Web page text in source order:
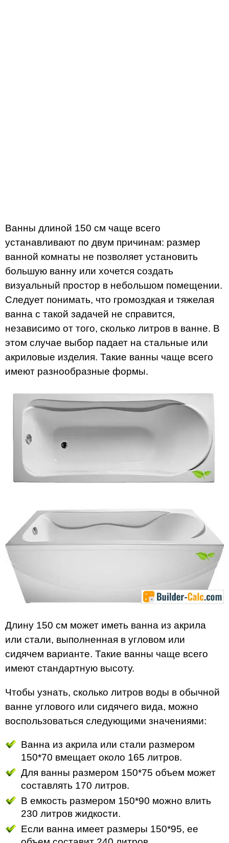
Ванны длиной 150 см чаще всего
устанавливают по двум причинам: размер
ванной комнаты не позволяет установить
большую ванну или хочется создать
визуальный простор в небольшом помещении.
Следует понимать, что громоздкая и тяжелая
ванна с такой задачей не справится,
независимо от того, сколько литров в ванне. В
этом случае выбор падает на стальные или
акриловые изделия. Такие ванны чаще всего
имеют разнообразные формы.
Длину 150 см может иметь ванна из акрила
или стали, выполненная в угловом или
сидячем варианте. Такие ванны чаще всего
имеют стандартную высоту.
Чтобы узнать, сколько литров воды в обычной
ванне углового или сидячего вида, можно
воспользоваться следующими значениями:
Ванна из акрила или стали размером
150*70 вмещает около 165 литров.
Для ванны размером 150*75 объем может
составлять 170 литров.
В емкость размером 150*90 можно влить
230 литров жидкости.
Если ванна имеет размеры 150*95, ее